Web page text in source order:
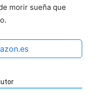
morir sueña que